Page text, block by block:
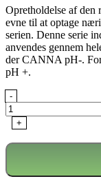
Opretholdelse af
evne til at optage
serien. Denne serie
anvendes gennem
der CANNA pH-.
pH +.
Canna
pH+
20%
Pro
1L
-
+